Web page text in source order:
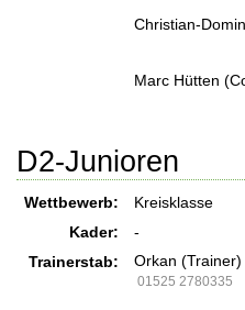
Christian-
Marc Hütten
D2-Junioren
Wettbewerb:
Kreisklasse
Kader:
-
Trainerstab:
Orkan (Trainer)
01525 2780335